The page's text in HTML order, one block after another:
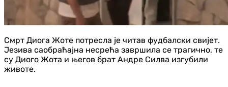
Смрт Диога Жоте потресла је читав фудбалски свијет.
Језива саобраћајна несрећа завршила се трагично, те
су Диого Жота и његов брат Андре Силва изгубили
животе.